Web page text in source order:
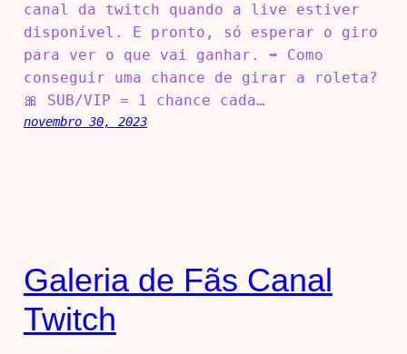
canal da twitch quando a live estiver
disponível. E pronto, só esperar o giro
para ver o que vai ganhar. ➡️ Como
conseguir uma chance de girar a roleta?
🎀 SUB/VIP = 1 chance cada…
novembro 30, 2023
Galeria de Fãs Canal
Twitch